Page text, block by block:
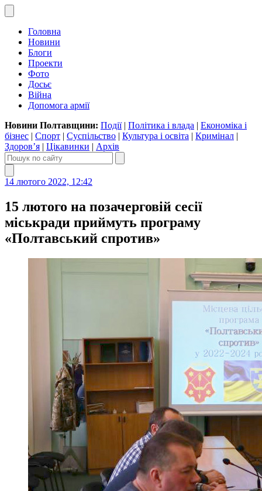
Головна
Новини
Блоги
Проекти
Фото
Досьє
Війна
Допомога армії
Новини Полтавщини: Події| Політика і влада | Економіка і
бізнес | Спорт | Суспільство | Культура і освіта | Кримінал |
Здоров’я | Цікавинки | Архів
14 лютого 2022, 12:42
15 лютого на позачерговій сесії
міськради приймуть програму
«Полтавський спротив»